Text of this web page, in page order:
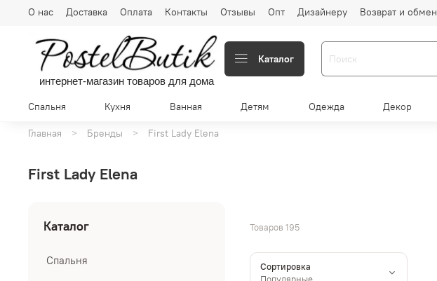
О нас Доставка Оплата Контакты Отзывы Опт Дизайнеру Возврат и обмен
интернет-магазин товаров для дома
Каталог
Спальня Кухня Ванная Детям Одежда Декор
Главная Бренды First Lady Elena
First Lady Elena
Товаров 195
Сортировка
Каталог
Спальня